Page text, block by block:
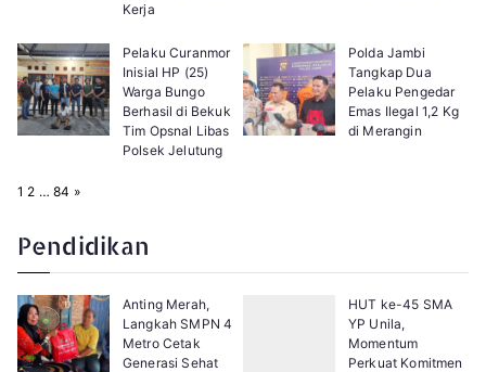
Kerja
Pelaku Curanmor
Inisial HP (25)
Warga Bungo
Berhasil di Bekuk
Tim Opsnal Libas
Polsek Jelutung
Polda Jambi
Tangkap Dua
Pelaku Pengedar
Emas Ilegal 1,2 Kg
di Merangin
P
:
1 2 … 84 N
»
Pendidikan
Anting Merah,
Langkah SMPN 4
Metro Cetak
Generasi Sehat
HUT ke-45 SMA
YP Unila,
Momentum
Perkuat Komitmen